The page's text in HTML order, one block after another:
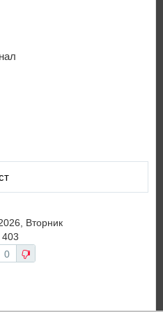
Вторник
403
0